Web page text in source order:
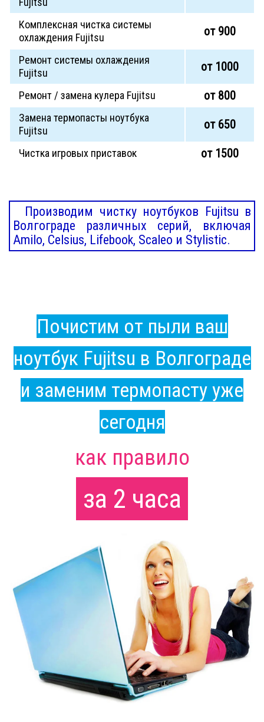
Комплексная чистка системы
охлаждения Fujitsu
от 900
Ремонт системы охлаждения
Fujitsu
от 1000
Ремонт / замена кулера Fujitsu от 800
Замена термопасты ноутбука
Fujitsu
от 650
Чистка игровых приставок от 1500
Производим чистку ноутбуков Fujitsu в
Волгограде различных серий, включая
Amilo, Celsius, Lifebook, Scaleo и Stylistic.
Почистим от пыли ваш
ноутбук Fujitsu в Волгограде
и заменим термопасту уже
сегодня
как правило
за 2 часа